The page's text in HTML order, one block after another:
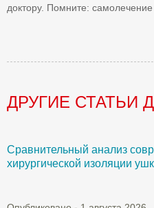
доктору. Помните:
ДРУГИЕ СТАТЬИ
Сравнительный анализ
хирургической изоляции